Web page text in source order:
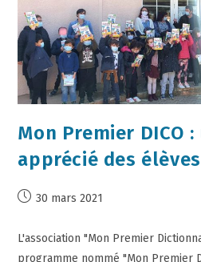
Mon Premier DICO
apprécié des
30 mars 2021
L'association "Mon Premier
programme nommé "Mon Premier